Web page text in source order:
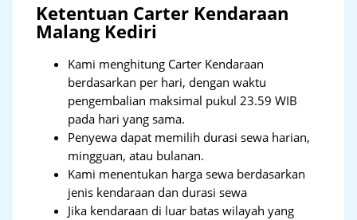
Ketentuan Carter Kendaraan
Malang Kediri
Kami menghitung Carter Kendaraan
berdasarkan per hari, dengan waktu
pengembalian maksimal pukul 23.59 WIB
pada hari yang sama.
Penyewa dapat memilih durasi sewa harian,
mingguan, atau bulanan.
Kami menentukan harga sewa berdasarkan
jenis kendaraan dan durasi sewa
Jika kendaraan di luar batas wilayah yang